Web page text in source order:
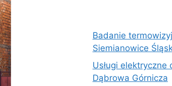
Badanie
Siemianowice
Usługi
Dąbrowa Górnicza